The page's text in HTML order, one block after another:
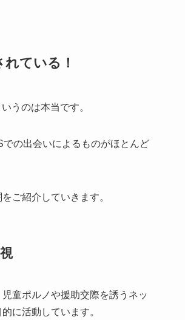
ている！
うのは本当です。
の出会いによるものがほとんど
ご紹介していきます。
児童ポルノや援助交際を誘うネッ
に活動しています。